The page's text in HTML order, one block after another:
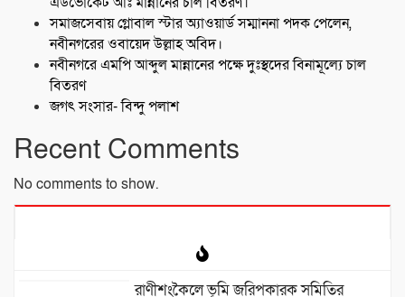
সমাজসেবায় গ্লোবাল স্টার অ্যাওয়ার্ড সম্মাননা পদক পেলেন,
নবীনগরের ওবায়েদ উল্লাহ অবিদ।
নবীনগরে এমপি আব্দুল মান্নানের পক্ষে দুঃস্থদের বিনামূল্যে চাল
বিতরণ
জগৎ সংসার- বিন্দু পলাশ
Recent Comments
No comments to show.
রাণীশংকৈলে ভূমি জরিপকারক সমিতির